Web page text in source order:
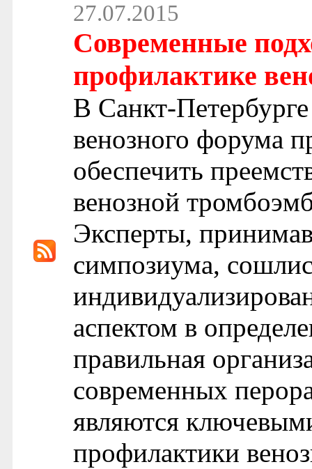
27.07.2015
Современные
профилактике
В Санкт-
венозного форума
обеспечить
венозной
Эксперты,
симпозиума,
аспектом в
правильная
современных
являются
профилактики